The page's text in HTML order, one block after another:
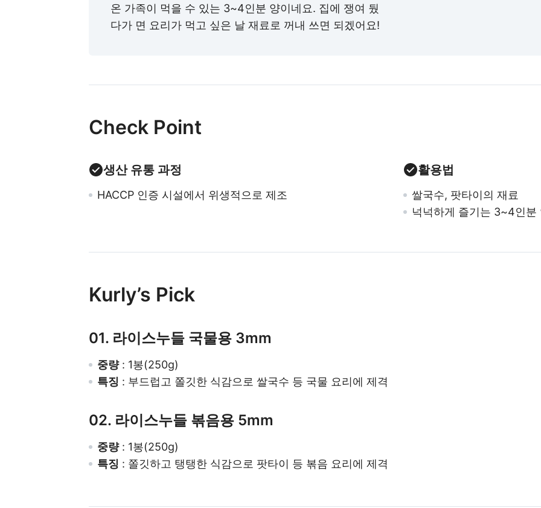
온 가족이 먹을 수 있는 3~4인분 양이네요. 집에 쟁여 뒀
다가 면 요리가 먹고 싶은 날 재료로 꺼내 쓰면 되겠어요!
Check Point
생산 유통 과정
HACCP 인증 시설에서 위생적으로 제조
활용법
쌀국수, 팟타이의 재료
넉넉하게 즐기는 3~4인분
Kurly’s Pick
01. 라이스누들 국물용 3mm
중량: 1봉(250g)
특징 : 부드럽고 쫄깃한 식감으로 쌀국수 등 국물 요리에 제격
02. 라이스누들 볶음용 5mm
중량: 1봉(250g)
특징 : 쫄깃하고 탱탱한 식감으로 팟타이 등 볶음 요리에 제격